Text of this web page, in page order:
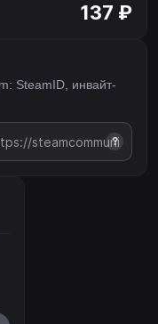
137 ₽
SteamID, инвайт-
?